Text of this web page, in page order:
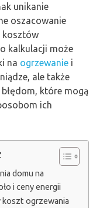
unikanie
oszacowanie
kosztów
kalkulacji może
na ogrzewanie i
ale także
które mogą
ich
domu na
i ceny energii
koszt ogrzewania